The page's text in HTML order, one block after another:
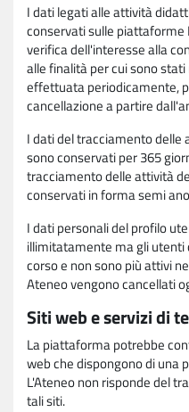
I dati legati alle attività
conservati sulle piattaforme
verifica dell'interesse alla
alle finalità per cui sono
effettuata periodicamente,
cancellazione a partire
I dati del tracciamento
sono conservati per 365
tracciamento delle attività
conservati in forma semi
I dati personali del profilo
illimitatamente ma gli utenti
corso e non sono più attivi
Ateneo vengono cancellati
Siti web e servizi di
La piattaforma potrebbe
web che dispongono di una
L'Ateneo non risponde del
tali siti.